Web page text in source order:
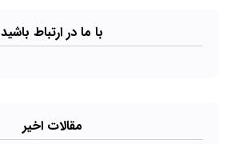
با ما در ارتباط باشید
مقالات اخیر